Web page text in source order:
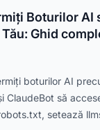
Boturilor AI
Ghid
boturilor AI
ClaudeBot să
setează